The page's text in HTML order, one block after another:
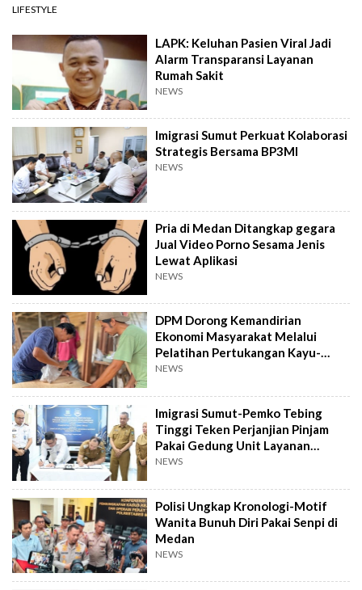
LIFESTYLE
LAPK: Keluhan Pasien Viral Jadi
Alarm Transparansi Layanan
Rumah Sakit
NEWS
Imigrasi Sumut Perkuat Kolaborasi
Strategis Bersama BP3MI
NEWS
Pria di Medan Ditangkap gegara
Jual Video Porno Sesama Jenis
Lewat Aplikasi
NEWS
DPM Dorong Kemandirian
Ekonomi Masyarakat Melalui
Pelatihan Pertukangan Kayu-
Pelatihan UMKM
NEWS
Imigrasi Sumut-Pemko Tebing
Tinggi Teken Perjanjian Pinjam
Pakai Gedung Unit Layanan
Paspor
NEWS
Polisi Ungkap Kronologi-Motif
Wanita Bunuh Diri Pakai Senpi di
Medan
NEWS